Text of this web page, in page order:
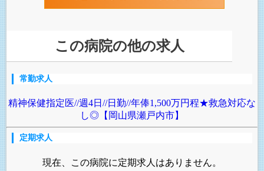
この病院の他の求人
常勤求人
精神保健指定医//週4日//日勤//年俸1,500万円程★救急対応な
し◎【岡山県瀬戸内市】
定期求人
現在、この病院に定期求人はありません。